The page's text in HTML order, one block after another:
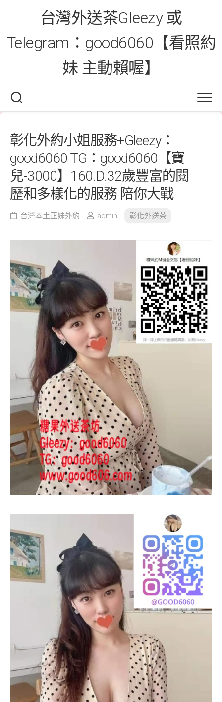
台灣外送茶Gleezy 或
Telegram：good6060【看照約
妹 主動賴喔】
彰化外約小姐服務+Gleezy：
good6060 TG：good6060【寶
兒-3000】160.D.32歲豐富的閱
歷和多樣化的服務 陪你大戰
台灣本土正妹外約 admin 彰化外送茶